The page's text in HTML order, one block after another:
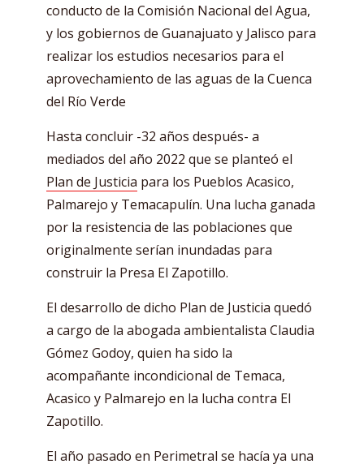
conducto de la Comisión Nacional del Agua,
y los gobiernos de Guanajuato y Jalisco para
realizar los estudios necesarios para el
aprovechamiento de las aguas de la Cuenca
del Río Verde
Hasta concluir -32 años después- a
mediados del año 2022 que se planteó el
Plan de Justicia para los Pueblos Acasico,
Palmarejo y Temacapulín. Una lucha ganada
por la resistencia de las poblaciones que
originalmente serían inundadas para
construir la Presa El Zapotillo.
El desarrollo de dicho Plan de Justicia quedó
a cargo de la abogada ambientalista Claudia
Gómez Godoy, quien ha sido la
acompañante incondicional de Temaca,
Acasico y Palmarejo en la lucha contra El
Zapotillo.
El año pasado en Perimetral se hacía ya una